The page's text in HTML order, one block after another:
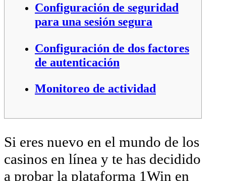
Configuración de seguridad
para una sesión segura
Configuración de dos factores
de autenticación
Monitoreo de actividad
Si eres nuevo en el mundo de los
casinos en línea y te has decidido
a probar la plataforma 1Win en